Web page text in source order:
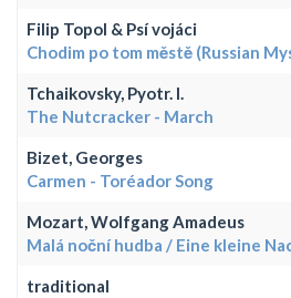
Filip Topol & Psí vojáci
Chodim po tom městě (Russian
Tchaikovsky, Pyotr. I.
The Nutcracker - March
Bizet, Georges
Carmen - Toréador Song
Mozart, Wolfgang Amadeus
Malá noční hudba / Eine kleine
traditional